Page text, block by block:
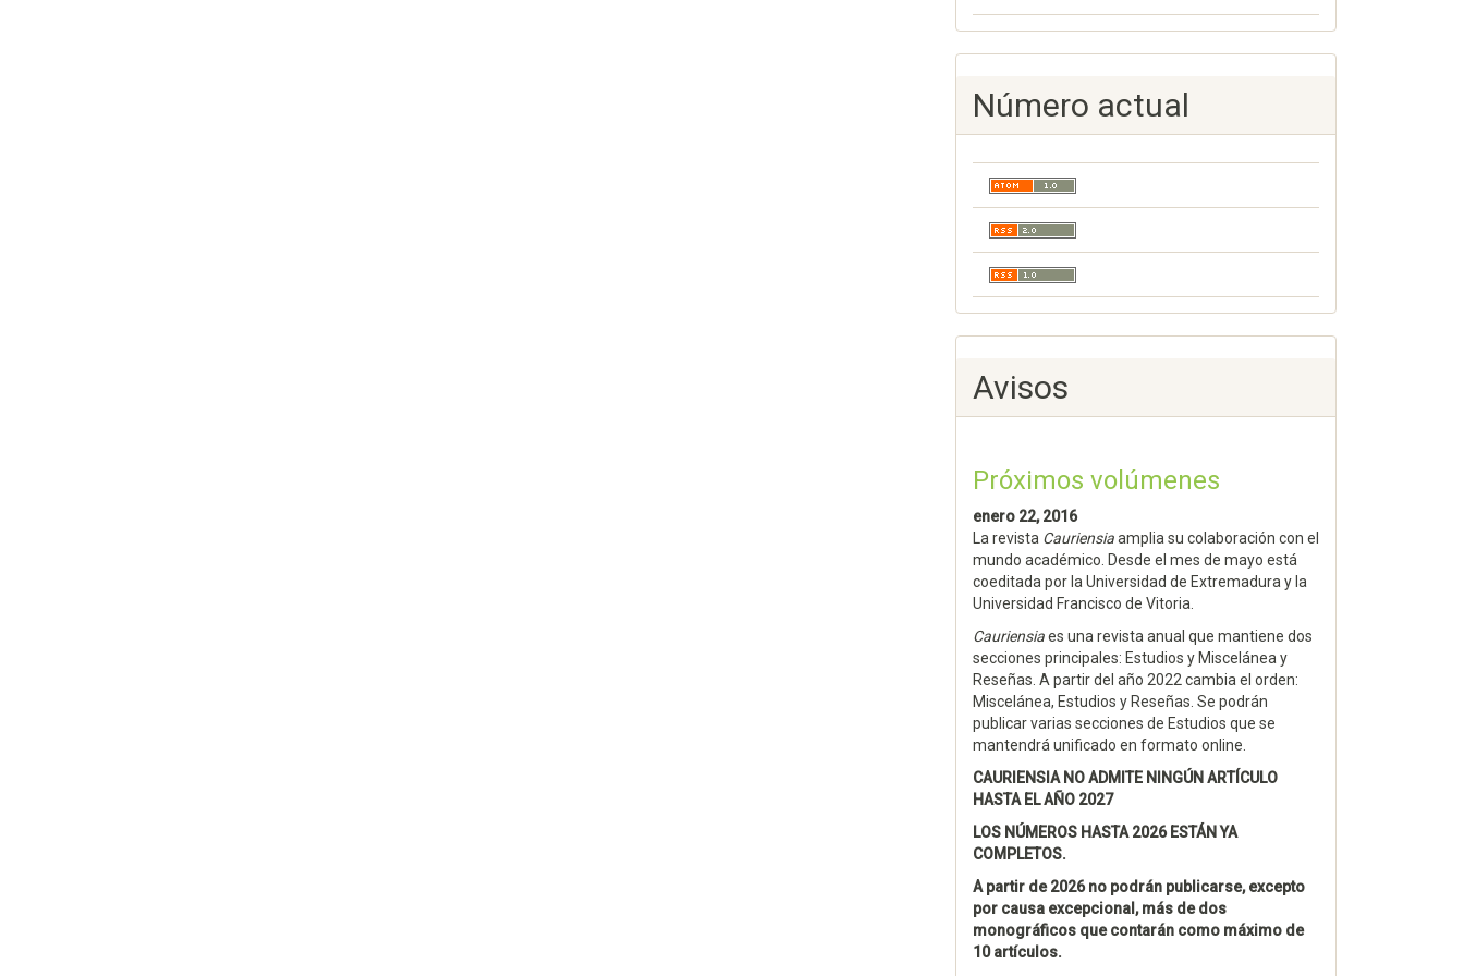
Número actual
Avisos
Próximos volúmenes
enero 22, 2016
La revista Cauriensiaamplia su colaboración con el
mundo académico. Desde el mes de mayo está
coeditada por la Universidad de Extremadura y la
Universidad Francisco de Vitoria.
Cauriensiaes una revista anual que mantiene dos
secciones principales: Estudios y Miscelánea y
Reseñas. A partir del año 2022 cambia el orden:
Miscelánea, Estudios y Reseñas. Se podrán
publicar varias secciones de Estudios que se
mantendrá unificado en formato online.
CAURIENSIA NO ADMITE NINGÚN ARTÍCULO
HASTA EL AÑO 2027
LOS NÚMEROS HASTA 2026 ESTÁN YA
COMPLETOS.
A partir de 2026 no podrán publicarse, excepto
por causa excepcional, más de dos
monográficos que contarán como máximo de
10 artículos.